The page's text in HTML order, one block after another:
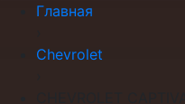
Главная
Chevrolet